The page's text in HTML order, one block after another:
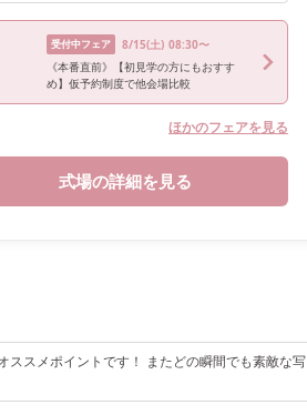
受付中フェア 8/15(土) 08:30〜
《本番直前》【初見学の方にもおすす
め】仮予約制度で他会場比較
ほかのフェアを見る
式場の詳細を見る
ススメポイントです！ またどの瞬間でも素敵な写